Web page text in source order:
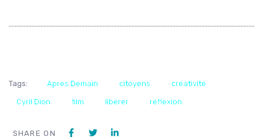
Tags: Apres Demain citoyens créativité
Cyril Dion film libérer réflexion
SHARE ON